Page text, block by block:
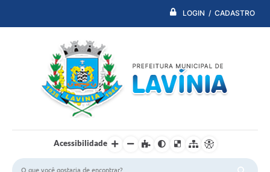
LOGIN / CADASTRO
Acessibilidade